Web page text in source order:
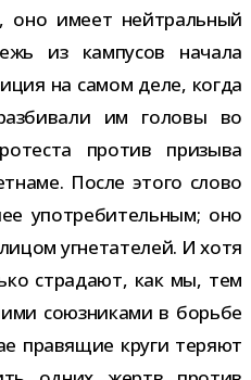
оно имеет ней­траль­ный
из кам­пу­сов начала
на самом деле, когда
им головы во
про­тив при­зыва
После этого слово
упо­тре­би­тель­ным; оно
угне­та­те­лей. И хотя
стра­дают, как мы, тем
союз­ни­ками в борьбе
пра­вя­щие круги теряют